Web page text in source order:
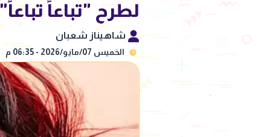
لطرح "تباعاً تباعاً"
شاهيناز شعبان
الخميس 07/مايو/2026 - 06:35 م